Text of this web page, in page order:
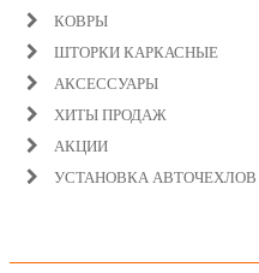
КОВРЫ
ШТОРКИ КАРКАСНЫЕ
АКСЕССУАРЫ
ХИТЫ ПРОДАЖ
АКЦИИ
УСТАНОВКА АВТОЧЕХЛОВ